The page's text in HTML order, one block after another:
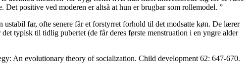
positive ved moderen er altså at hun er brugbar som rollemodel. ”
far, ofte senere får et forstyrret forhold til det modsatte køn. De lærer
typisk til tidlig pubertet (de får deres første menstruation i en yngre alder
An evolutionary theory of socialization. Child development 62: 647-670.